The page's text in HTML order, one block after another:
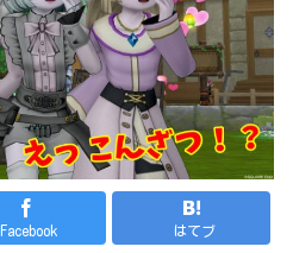
Facebook はてブ